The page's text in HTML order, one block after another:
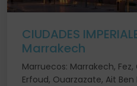
CIUDADES
Marrakech
Marruecos: Marrakech,
Erfoud, Ouarzazate, Ait